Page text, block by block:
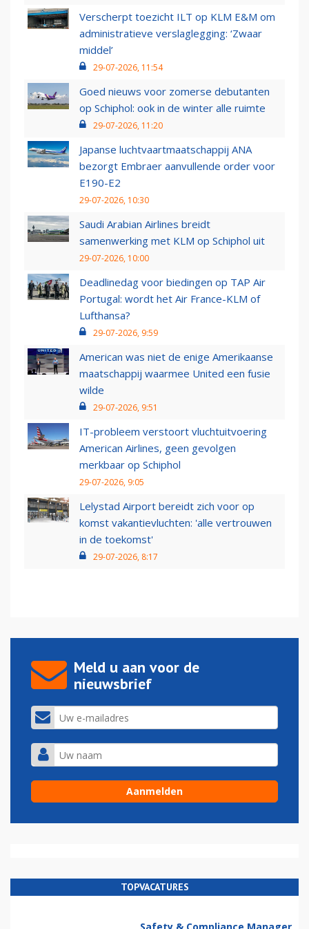
Verscherpt toezicht ILT op KLM E&M om
administratieve verslaglegging: ‘Zwaar
middel’
29-07-2026, 11:54
Goed nieuws voor zomerse debutanten
op Schiphol: ook in de winter alle ruimte
29-07-2026, 11:20
Japanse luchtvaartmaatschappij ANA
bezorgt Embraer aanvullende order voor
E190-E2
29-07-2026, 10:30
Saudi Arabian Airlines breidt
samenwerking met KLM op Schiphol uit
29-07-2026, 10:00
Deadlinedag voor biedingen op TAP Air
Portugal: wordt het Air France-KLM of
Lufthansa?
29-07-2026, 9:59
American was niet de enige Amerikaanse
maatschappij waarmee United een fusie
wilde
29-07-2026, 9:51
IT-probleem verstoort vluchtuitvoering
American Airlines, geen gevolgen
merkbaar op Schiphol
29-07-2026, 9:05
Lelystad Airport bereidt zich voor op
komst vakantievluchten: 'alle vertrouwen
in de toekomst'
29-07-2026, 8:17
Meld u aan voor de
nieuwsbrief
TOPVACATURES